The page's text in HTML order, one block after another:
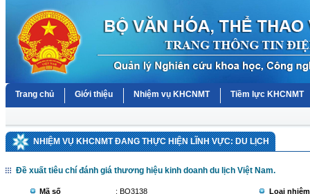
Trang chủ Giới thiệu Nhiệm vụ KHCNMT Tiềm lực KHCNMT
NHIỆM VỤ KHCNMT ĐANG THỰC HIỆN LĨNH VỰC: DU LỊCH
Đề xuất tiêu chí đánh giá thương hiệu kinh doanh du lịch Việt Nam.
Mã số
: BO3138
Loại